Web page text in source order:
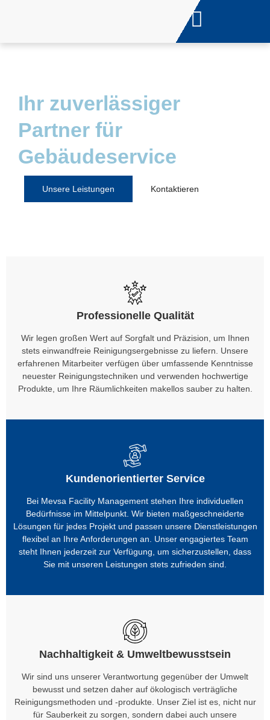
Ihr zuverlässiger
Partner für
Gebäudeservice
Unsere Leistungen Kontaktieren
Professionelle Qualität
Wir legen großen Wert auf Sorgfalt und Präzision, um Ihnen
stets einwandfreie Reinigungsergebnisse zu liefern. Unsere
erfahrenen Mitarbeiter verfügen über umfassende Kenntnisse
neuester Reinigungstechniken und verwenden hochwertige
Produkte, um Ihre Räumlichkeiten makellos sauber zu halten.
Kundenorientierter Service
Bei Mevsa Facility Management stehen Ihre individuellen
Bedürfnisse im Mittelpunkt. Wir bieten maßgeschneiderte
Lösungen für jedes Projekt und passen unsere Dienstleistungen
flexibel an Ihre Anforderungen an. Unser engagiertes Team
steht Ihnen jederzeit zur Verfügung, um sicherzustellen, dass
Sie mit unseren Leistungen stets zufrieden sind.
Nachhaltigkeit & Umweltbewusstsein
Wir sind uns unserer Verantwortung gegenüber der Umwelt
bewusst und setzen daher auf ökologisch verträgliche
Reinigungsmethoden und -produkte. Unser Ziel ist es, nicht nur
für Sauberkeit zu sorgen, sondern dabei auch unsere